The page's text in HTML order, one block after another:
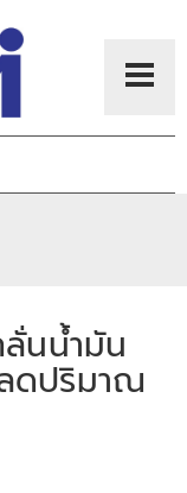
นน้ำมัน
ดปริมาณ